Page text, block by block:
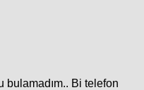
Bi telefon